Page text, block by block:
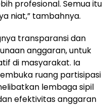
profesional. Semua itu
niat,” tambahnya.
transparansi dan
anggaran, untuk
di masyarakat. Ia
ruang partisipasi
lembaga sipil
efektivitas anggaran